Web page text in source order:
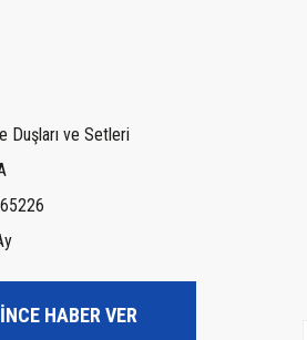
Duşları ve Setleri
HABER VER